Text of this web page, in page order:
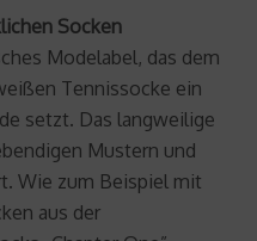
Socken
Modelabel, das dem
Tennissocke ein
setzt. Das langweilige
Mustern und
Wie zum Beispiel mit
aus der